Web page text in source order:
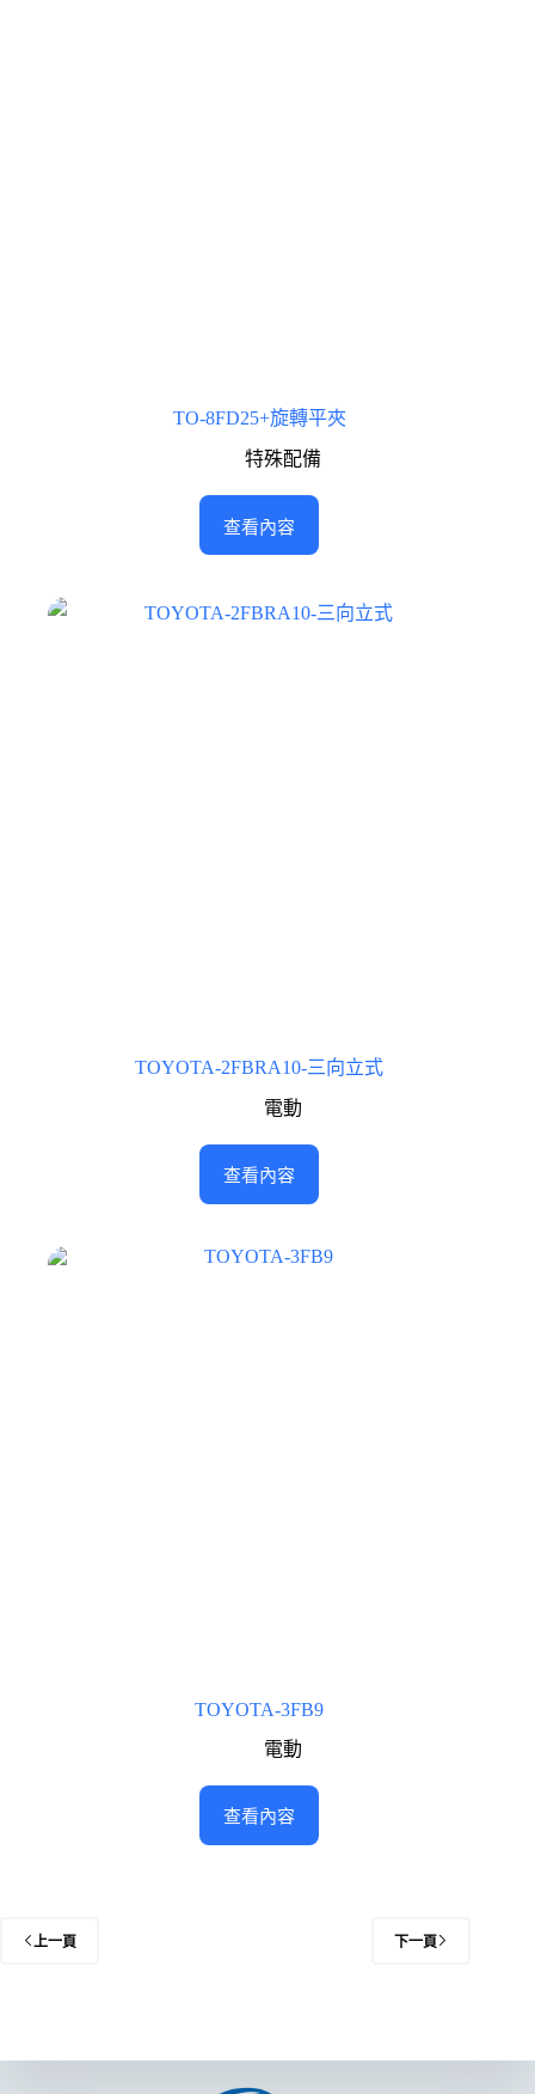
TO-8FD25+旋轉平夾
特殊配備
查看內容
TOYOTA-2FBRA10-三向立式
電動
查看內容
TOYOTA-3FB9
電動
查看內容
上一頁 下一頁